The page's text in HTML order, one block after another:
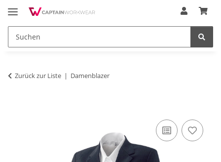
Zurück zur Liste Damenblazer